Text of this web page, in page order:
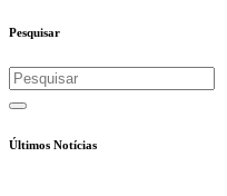
Pesquisar
Últimos Notícias